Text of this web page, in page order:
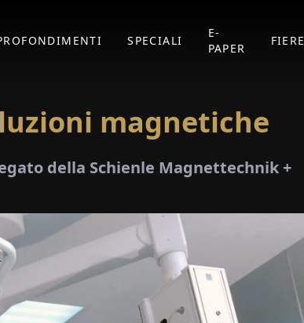
SPECIALI
E-
PAPER
FIERE
magnetiche
della Schienle Magnettechnik +